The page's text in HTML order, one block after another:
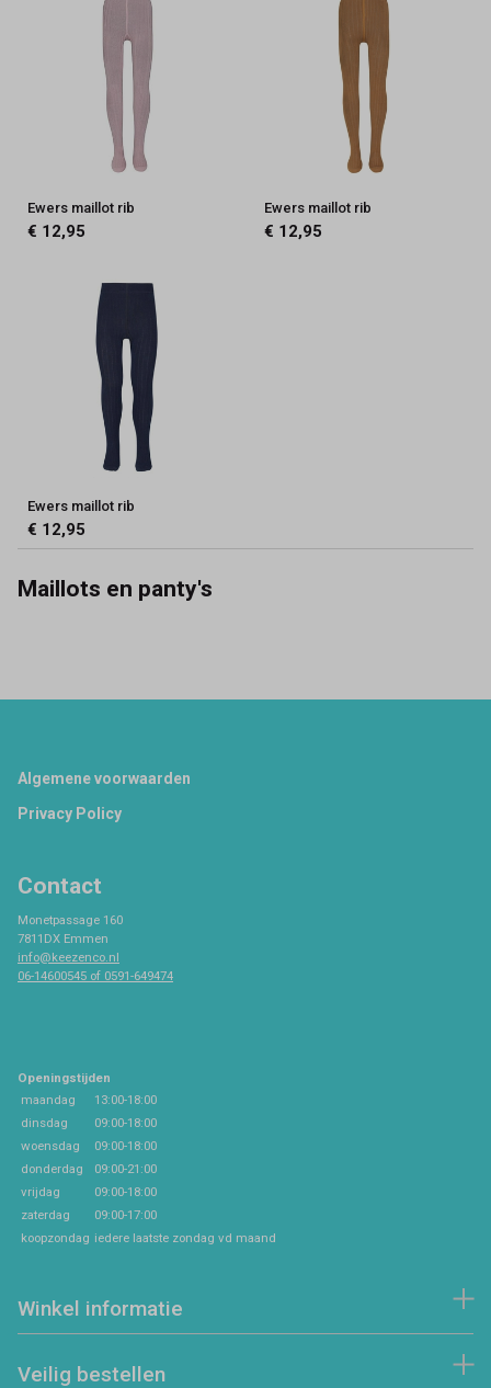
Ewers maillot rib
€ 12,95
Ewers maillot rib
€ 12,95
Ewers maillot rib
€ 12,95
Maillots en panty's
Footer
Algemene voorwaarden
Privacy Policy
Contact
Monetpassage 160
7811DX Emmen
info@keezenco.nl
06-14600545 of 0591-649474
Openingstijden
maandag
13:00-18:00
dinsdag
09:00-18:00
woensdag
09:00-18:00
donderdag
09:00-21:00
vrijdag
09:00-18:00
zaterdag
09:00-17:00
koopzondag iedere laatste zondag vd maand
Winkel informatie
Veilig bestellen